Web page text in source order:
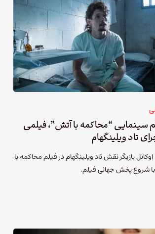
سینمایی “محاکمه با آتش”، فیلمی
تاد ویلینگهام
بازیگر نقش تاد ویلینگهام در فیلم محاکمه با
شروع پخش جهانی فیلم.